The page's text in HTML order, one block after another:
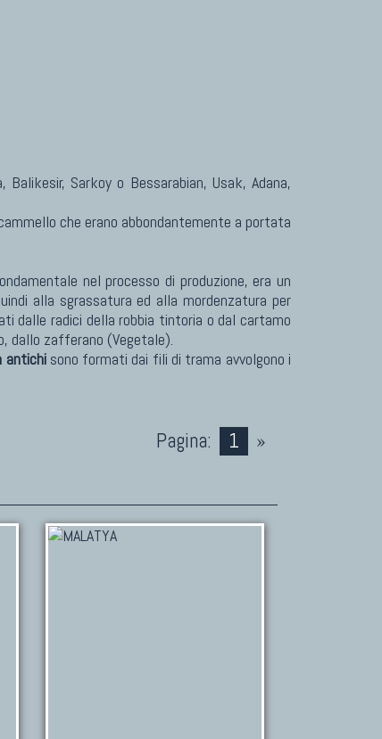
Sarkoy o Bessarabian, Usak, Adana,
che erano abbondantemente a portata
nel processo di produzione, era un
alla sgrassatura ed alla mordenzatura per
dalle radici della robbia tintoria o dal cartamo
dallo zafferano (Vegetale).
antichisono formati dai fili di trama avvolgono i
Pagina: 1 »